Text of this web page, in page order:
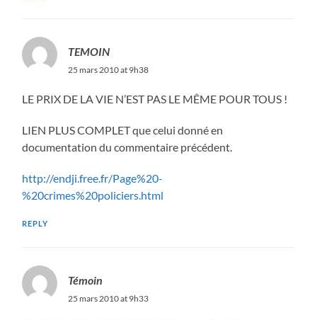
TEMOIN
25 mars 2010 at 9h38
LE PRIX DE LA VIE N’EST PAS LE MÊME POUR TOUS !
LIEN PLUS COMPLET que celui donné en
documentation du commentaire précédent.
http://endji.free.fr/Page%20-
%20crimes%20policiers.html
REPLY
Témoin
25 mars 2010 at 9h33